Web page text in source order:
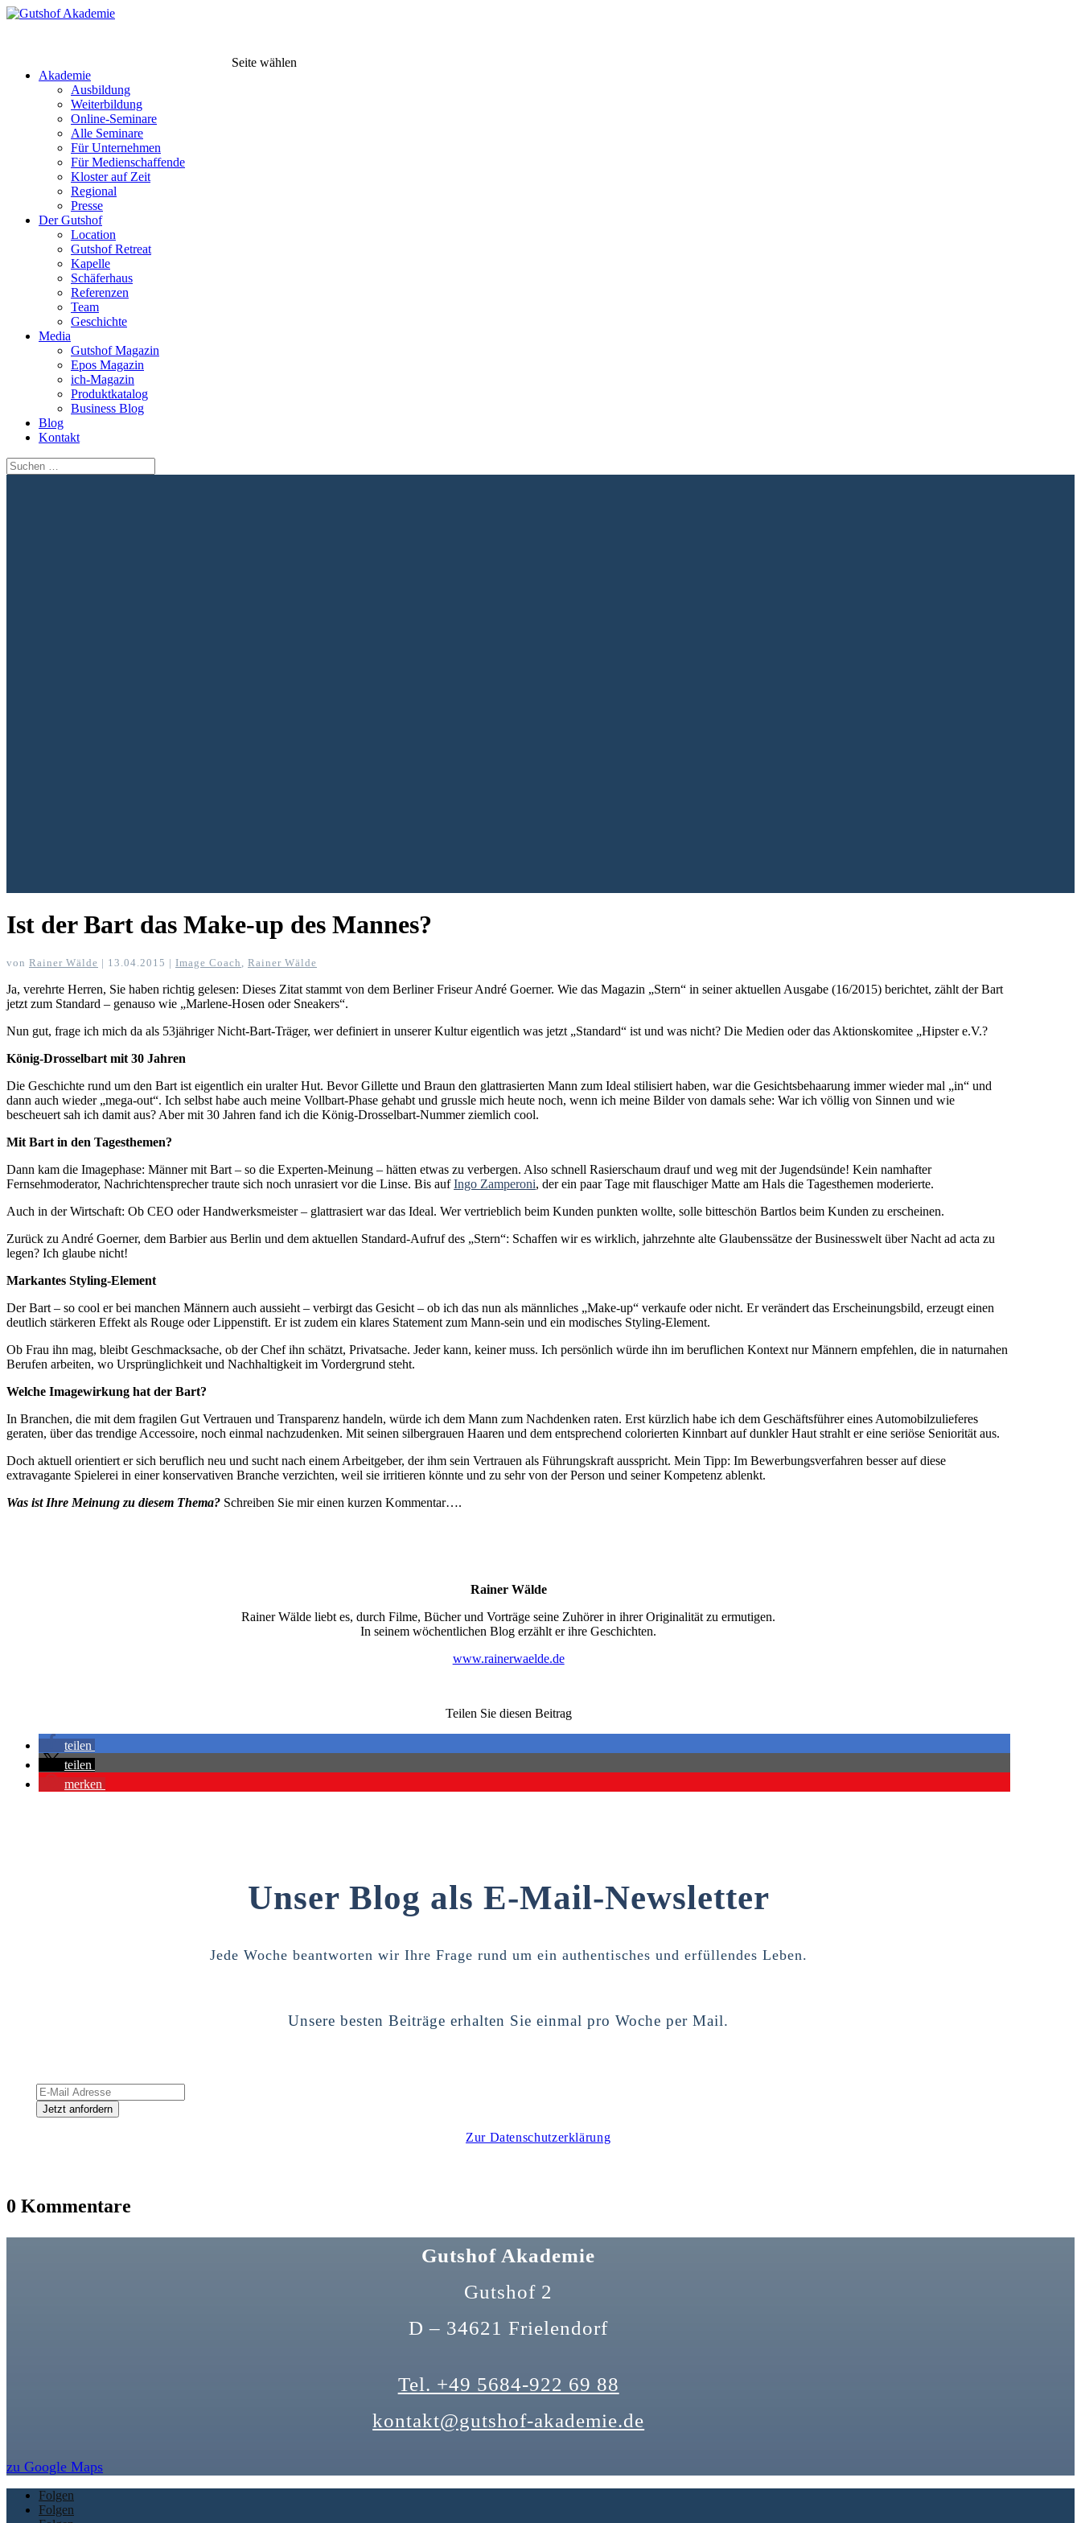
Akademie
Ausbildung
Weiterbildung
Online-Seminare
Alle Seminare
Für Unternehmen
Für Medienschaffende
Kloster auf Zeit
Regional
Presse
Der Gutshof
Location
Gutshof Retreat
Kapelle
Schäferhaus
Referenzen
Team
Geschichte
Media
Gutshof Magazin
Epos Magazin
ich-Magazin
Produktkatalog
Business Blog
Blog
Kontakt
Seite wählen
Ist der Bart das Make-up des Mannes?
von Rainer Wälde | 13.04.2015 | Image Coach , Rainer Wälde
Ja, verehrte Herren, Sie haben richtig gelesen: Dieses Zitat stammt von dem Berliner Friseur André Goerner. Wie das Magazin „Stern“ in seiner aktuellen Ausgabe (16/2015) berichtet, zählt der Bart
jetzt zum Standard – genauso wie „Marlene-Hosen oder Sneakers“.
Nun gut, frage ich mich da als 53jähriger Nicht-Bart-Träger, wer definiert in unserer Kultur eigentlich was jetzt „Standard“ ist und was nicht? Die Medien oder das Aktionskomitee „Hipster e.V.?
König-Drosselbart mit 30 Jahren
Die Geschichte rund um den Bart ist eigentlich ein uralter Hut. Bevor Gillette und Braun den glattrasierten Mann zum Ideal stilisiert haben, war die Gesichtsbehaarung immer wieder mal „in“ und
dann auch wieder „mega-out“. Ich selbst habe auch meine Vollbart-Phase gehabt und grussle mich heute noch, wenn ich meine Bilder von damals sehe: War ich völlig von Sinnen und wie
bescheuert sah ich damit aus? Aber mit 30 Jahren fand ich die König-Drosselbart-Nummer ziemlich cool.
Mit Bart in den Tagesthemen?
Dann kam die Imagephase: Männer mit Bart – so die Experten-Meinung – hätten etwas zu verbergen. Also schnell Rasierschaum drauf und weg mit der Jugendsünde! Kein namhafter
Fernsehmoderator, Nachrichtensprecher traute sich noch unrasiert vor die Linse. Bis aufIngo Zamperoni, der ein paar Tage mit flauschiger Matte am Hals die Tagesthemen moderierte.
Auch in der Wirtschaft: Ob CEO oder Handwerksmeister – glattrasiert war das Ideal. Wer vertrieblich beim Kunden punkten wollte, solle bitteschön Bartlos beim Kunden zu erscheinen.
Zurück zu André Goerner, dem Barbier aus Berlin und dem aktuellen Standard-Aufruf des „Stern“: Schaffen wir es wirklich, jahrzehnte alte Glaubenssätze der Businesswelt über Nacht ad acta zu
legen? Ich glaube nicht!
Markantes Styling-Element
Der Bart – so cool er bei manchen Männern auch aussieht – verbirgt das Gesicht – ob ich das nun als männliches „Make-up“ verkaufe oder nicht. Er verändert das Erscheinungsbild, erzeugt einen
deutlich stärkeren Effekt als Rouge oder Lippenstift. Er ist zudem ein klares Statement zum Mann-sein und ein modisches Styling-Element.
Ob Frau ihn mag, bleibt Geschmacksache, ob der Chef ihn schätzt, Privatsache. Jeder kann, keiner muss. Ich persönlich würde ihn im beruflichen Kontext nur Männern empfehlen, die in naturnahen
Berufen arbeiten, wo Ursprünglichkeit und Nachhaltigkeit im Vordergrund steht.
Welche Imagewirkung hat der Bart?
In Branchen, die mit dem fragilen Gut Vertrauen und Transparenz handeln, würde ich dem Mann zum Nachdenken raten. Erst kürzlich habe ich dem Geschäftsführer eines Automobilzulieferes
geraten, über das trendige Accessoire, noch einmal nachzudenken. Mit seinen silbergrauen Haaren und dem entsprechend colorierten Kinnbart auf dunkler Haut strahlt er eine seriöse Seniorität aus.
Doch aktuell orientiert er sich beruflich neu und sucht nach einem Arbeitgeber, der ihm sein Vertrauen als Führungskraft ausspricht. Mein Tipp: Im Bewerbungsverfahren besser auf diese
extravagante Spielerei in einer konservativen Branche verzichten, weil sie irritieren könnte und zu sehr von der Person und seiner Kompetenz ablenkt.
Was ist Ihre Meinung zu diesem Thema? Schreiben Sie mir einen kurzen Kommentar….
Rainer Wälde
Rainer Wälde liebt es, durch Filme, Bücher und Vorträge seine Zuhörer in ihrer Originalität zu ermutigen.
In seinem wöchentlichen Blog erzählt er ihre Geschichten.
www.rainerwaelde.de
Teilen Sie diesen Beitrag
teilen
teilen
merken
Unser Blog als E-Mail-Newsletter
Jede Woche beantworten wir Ihre Frage rund um ein authentisches und erfüllendes Leben.
Unsere besten Beiträge erhalten Sie einmal pro Woche per Mail.
Zur Datenschutzerklärung
0 Kommentare
Gutshof Akademie
Gutshof 2
D – 34621 Frielendorf
Tel. +49 5684-922 69 88
kontakt@gutshof-akademie.de
zu Google Maps
Folgen
Folgen